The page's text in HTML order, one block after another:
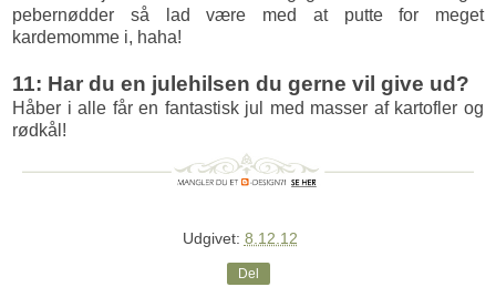
pebernødder så lad være med at putte for meget
kardemomme i, haha!
11: Har du en julehilsen du gerne vil give ud?
Håber i alle får en fantastisk jul med masser af kartofler og
rødkål!
Udgivet: 8.12.12
Del